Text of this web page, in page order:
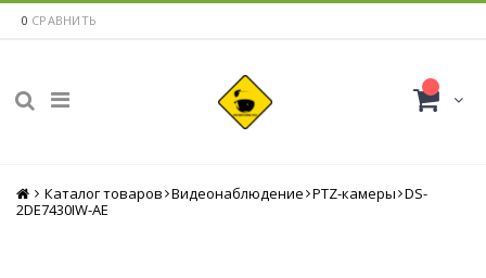
0 СРАВНИТЬ
Главная
Каталог товаров Видеонаблюдение PTZ-камеры DS-
2DE7430IW-AE